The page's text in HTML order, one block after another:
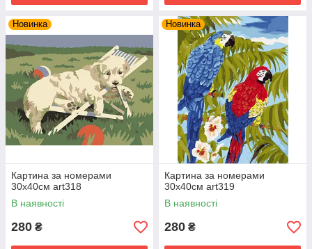
Новинка
Картина за номерами
30х40см art318
В наявності
280 ₴
Новинка
Картина за номерами
30х40см art319
В наявності
280 ₴